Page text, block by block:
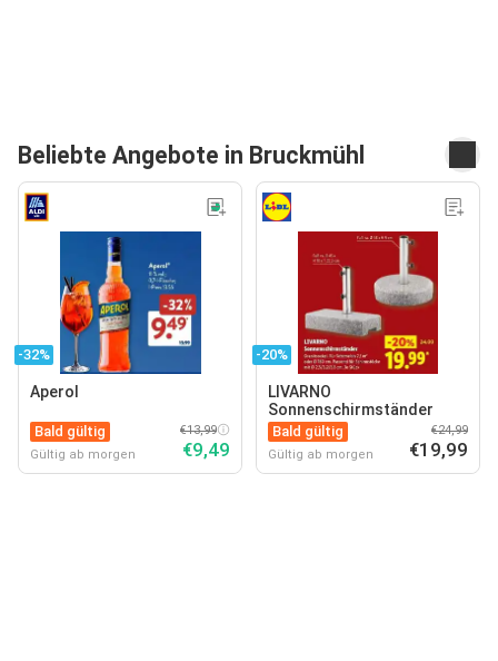
Beliebte Angebote in Bruckmühl
-32%
Aperol
Bald gültig
Gültig ab morgen
€13,99
€9,49
-20%
LIVARNO
Sonnenschirmständer
Bald gültig
Gültig ab morgen
€24,99
€19,99